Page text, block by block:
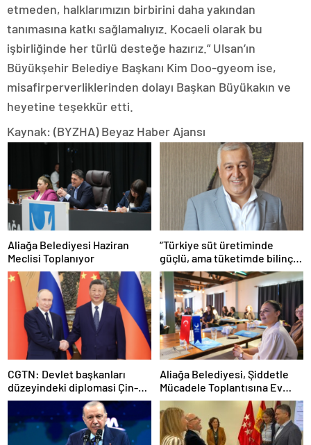
etmeden, halklarımızın birbirini daha yakından
tanımasına katkı sağlamalıyız. Kocaeli olarak bu
işbirliğinde her türlü desteğe hazırız.” Ulsan’ın
Büyükşehir Belediye Başkanı Kim Doo-gyeom ise,
misafirperverliklerinden dolayı Başkan Büyükakın ve
heyetine teşekkür etti.
Kaynak: (BYZHA) Beyaz Haber Ajansı
Aliağa Belediyesi Haziran
Meclisi Toplanıyor
“Türkiye süt üretiminde
güçlü, ama tüketimde bilinç
şart”
CGTN: Devlet başkanları
düzeyindeki diplomasi Çin-
Rusya arasındaki büyüyen
ortaklığı güçlendiriyor
Aliağa Belediyesi, Şiddetle
Mücadele Toplantısına Ev
Sahipliği Yaptı